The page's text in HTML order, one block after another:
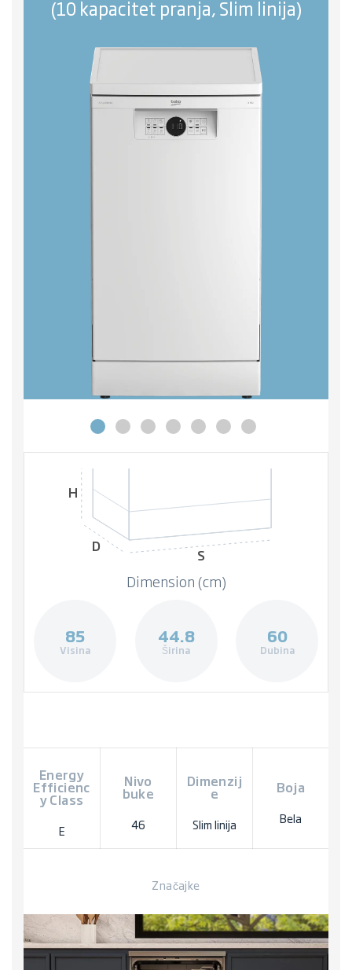
(10 kapacitet pranja, Slim linija)
H
D
S
Dimension (cm)
85
Visina
44.8
Širina
60
Dubina
Energy
Efficienc
y Class
E
Nivo
buke
46
Dimenzij
e
Slim linija
Boja
Bela
Značajke